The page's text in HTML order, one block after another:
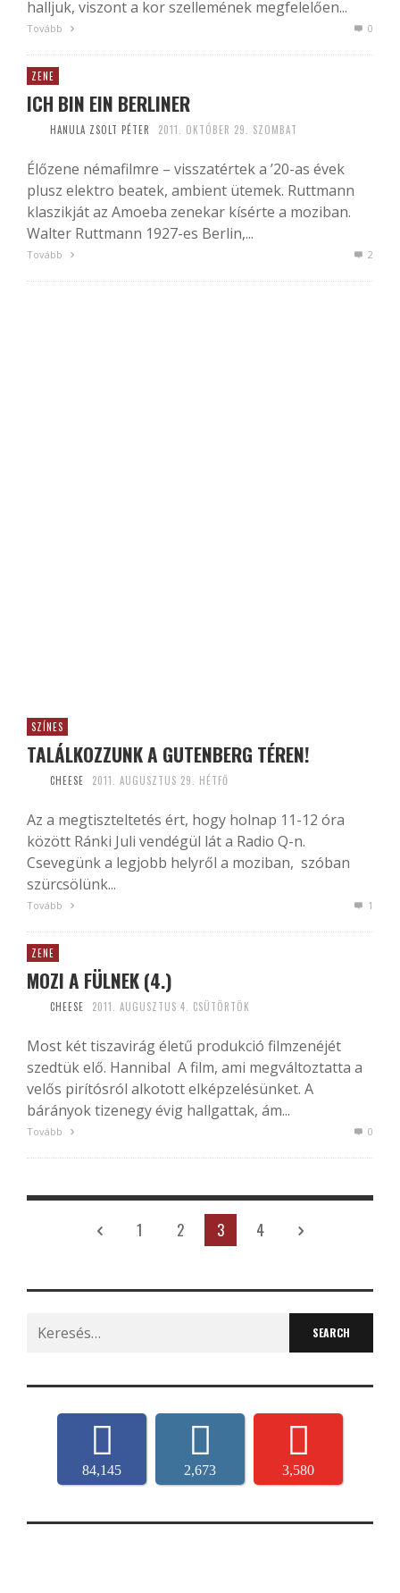
halljuk, viszont a kor szellemének megfelelően...
Tovább 0
ZENE
ICH BIN EIN BERLINER
HANULA ZSOLT PÉTER 2011. OKTÓBER 29. SZOMBAT
Élőzene némafilmre – visszatértek a ’20-as évek
plusz elektro beatek, ambient ütemek. Ruttmann
klaszikját az Amoeba zenekar kísérte a moziban.
Walter Ruttmann 1927-es Berlin,...
Tovább 2
SZÍNES
TALÁLKOZZUNK A GUTENBERG TÉREN!
CHEESE 2011. AUGUSZTUS 29. HÉTFŐ
Az a megtiszteltetés ért, hogy holnap 11-12 óra
között Ránki Juli vendégül lát a Radio Q-n.
Csevegünk a legjobb helyről a moziban, szóban
szürcsölünk...
Tovább 1
ZENE
MOZI A FÜLNEK (4.)
CHEESE 2011. AUGUSZTUS 4. CSÜTÖRTÖK
Most két tiszavirág életű produkció filmzenéjét
szedtük elő. Hannibal A film, ami megváltoztatta a
velős pirítósról alkotott elképzelésünket. A
bárányok tizenegy évig hallgattak, ám...
Tovább 0
1 2 3 4
Search
for:
84,145 2,673 3,580